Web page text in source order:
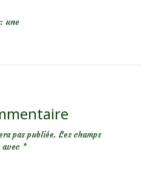
une
pas publiée. Les champs
avec *